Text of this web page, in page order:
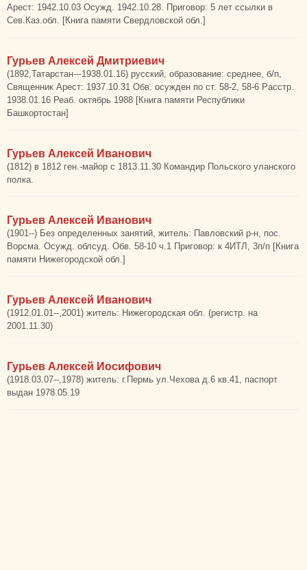
Арест: 1942.10.03 Осужд. 1942.10.28. Приговор: 5 лет ссылки в
Сев.Каз.обл. [Книга памяти Свердловской обл.]
Гурьев Алексей Дмитриевич
(1892,Татарстан---1938.01.16) русский, образование: среднее, б/п,
Священник Арест: 1937.10.31 Обв. осужден по ст. 58-2, 58-6 Расстр.
1938.01.16 Реаб. октябрь 1988 [Книга памяти Республики
Башкортостан]
Гурьев Алексей Иванович
(1812) в 1812 ген.-майор с 1813.11.30 Командир Польского уланского
полка.
Гурьев Алексей Иванович
(1901--) Без определенных занятий, житель: Павловский р-н, пос.
Ворсма. Осужд. облсуд. Обв. 58-10 ч.1 Приговор: к 4ИТЛ, 3п/п [Книга
памяти Нижегородской обл.]
Гурьев Алексей Иванович
(1912.01.01--,2001) житель: Нижегородская обл. (регистр. на
2001.11.30)
Гурьев Алексей Иосифович
(1918.03.07--,1978) житель: г.Пермь ул.Чехова д.6 кв.41, паспорт
выдан 1978.05.19